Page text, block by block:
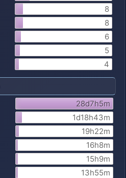
8
8
6
5
4
28d7h5m
1d18h43m
19h22m
16h8m
15h9m
13h55m